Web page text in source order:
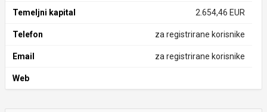
Temeljni kapital 2.654,46 EUR
Telefon za registrirane korisnike
Email za registrirane korisnike
Web